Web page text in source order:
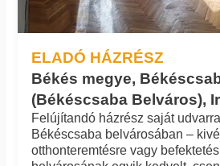
ELADÓ HÁZRÉSZ
Békés megye,
(Békéscsaba Belváros),
Felújítandó házrész saját
Békéscsaba belvárosában –
otthonteremtésre vagy